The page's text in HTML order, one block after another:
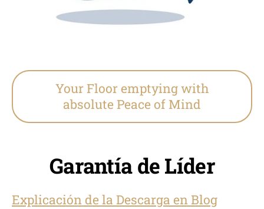
Your Floor emptying with
absolute Peace of Mind
Garantía de Líder
Explicación de la Descarga en Blog